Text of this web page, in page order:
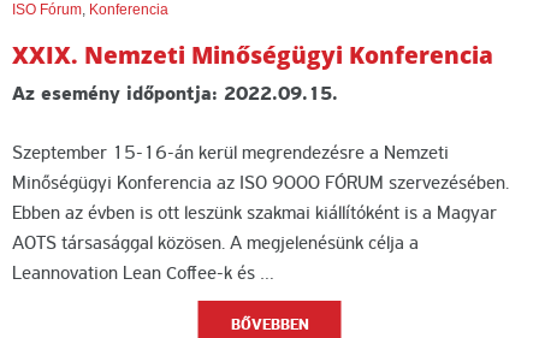
ISO Fórum, Konferencia
XXIX. Nemzeti Minőségügyi Konferencia
Az esemény időpontja: 2022.09.15.
Szeptember 15-16-án kerül megrendezésre a Nemzeti
Minőségügyi Konferencia az ISO 9000 FÓRUM szervezésében.
Ebben az évben is ott leszünk szakmai kiállítóként is a Magyar
AOTS társasággal közösen. A megjelenésünk célja a
Leannovation Lean Coffee-k és …
BŐVEBBEN